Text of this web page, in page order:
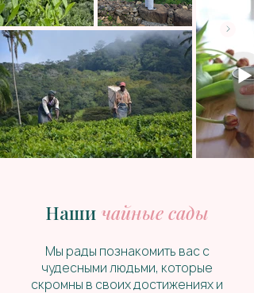
Наши чайные сады
Мы рады познакомить вас с
чудесными людьми, которые
скромны в своих достижениях и